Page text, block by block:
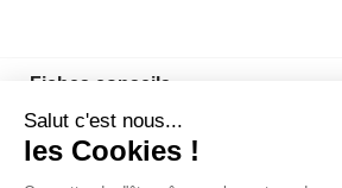
Fiches conseils